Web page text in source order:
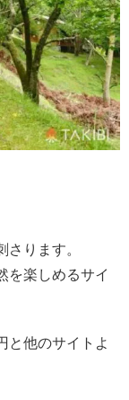
ります。
を楽しめるサイ
と他のサイトよ